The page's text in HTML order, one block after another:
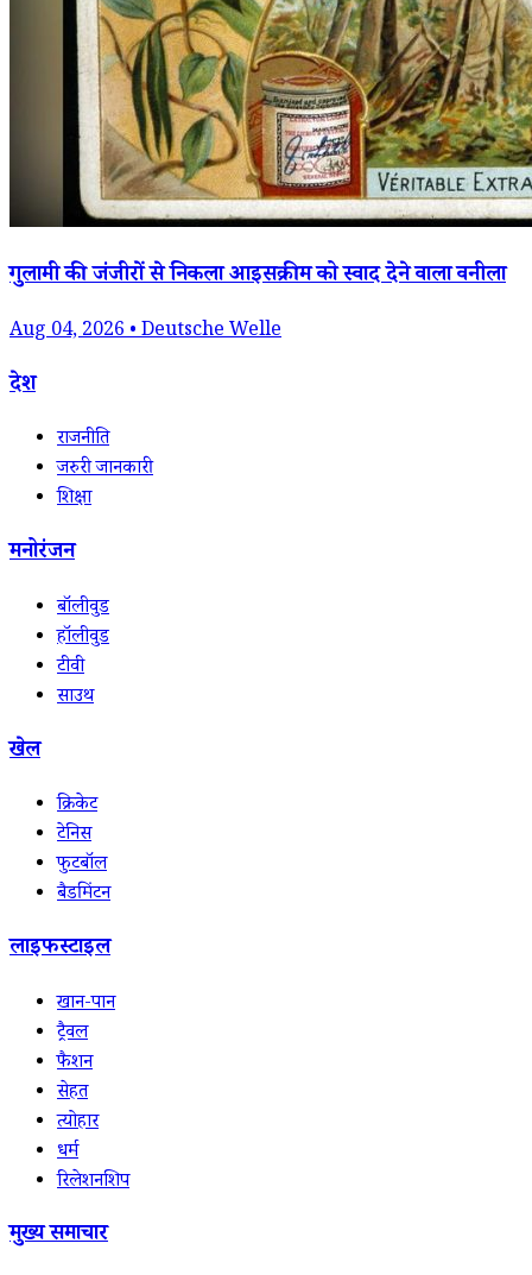
गुलामी की जंजीरों से निकला आइसक्रीम को स्वाद देने वाला वनीला
Aug 04, 2026 • Deutsche Welle
देश
राजनीति
जरुरी जानकारी
शिक्षा
मनोरंजन
बॉलीवुड
हॉलीवुड
टीवी
साउथ
खेल
क्रिकेट
टेनिस
फुटबॉल
बैडमिंटन
लाइफस्टाइल
खान-पान
ट्रैवल
फैशन
सेहत
त्योहार
धर्म
रिलेशनशिप
मुख्य समाचार